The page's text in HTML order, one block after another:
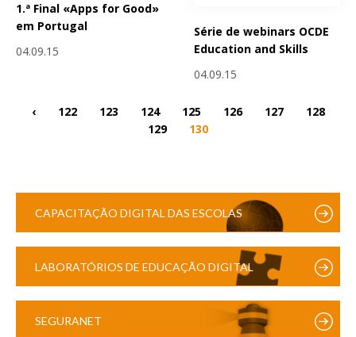
1.ª Final «Apps for Good»
em Portugal
04.09.15
Série de webinars OCDE
Education and Skills
04.09.15
‹ 122 123 124 125 126 127
128
129
130
CAPACITAÇÃO DIGITAL DAS ESCOLAS
LABORATÓRIOS DE EDUCAÇÃO DIGITAL
SEGURANET